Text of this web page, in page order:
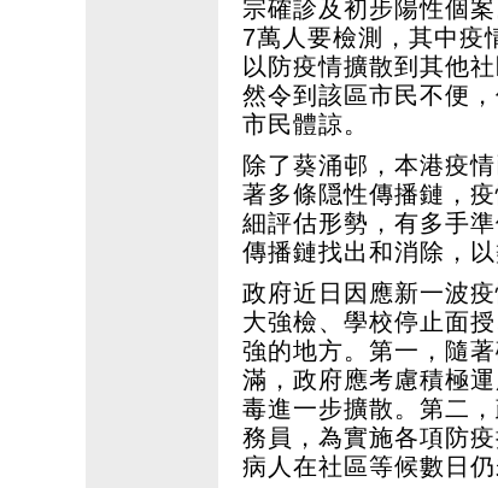
宗確診及初步陽性個
7萬人要檢測，其中疫
以防疫情擴散到其他
然令到該區市民不便
市民體諒。
除了葵涌邨，本港疫
著多條隠性傳播鏈，
細評估形勢，有多手
傳播鏈找出和消除，
政府近日因應新一波
大強檢、學校停止面
強的地方。第一，隨
滿，政府應考慮積極
毒進一步擴散。第二
務員，為實施各項防
病人在社區等候數日